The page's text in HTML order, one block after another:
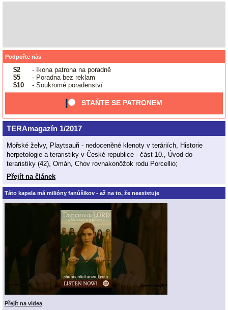
Podpořte nás
$2
- Ikona patrona na poradně
$5
- Poradna bez reklam
$10
- Soukromé poradenství
STAŇTE SE PATRONEM
TERAmagazín 1/2017
Mořské želvy, Playtsauři - nedoceněné klenoty v teráriích, Historie
herpetologie a teraristiky v České republice - část 10., Úvod do
teraristiky (42), Omán, Chov rovnakonôžok rodu Porcellio;
Přejít na článek
Táto kapela má milióny fanúšikov - až na to, že neexistuje
Přejít na videa